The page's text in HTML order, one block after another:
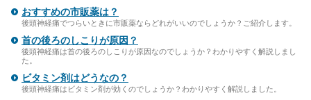
おすすめの市販薬は？
後頭神経痛でつらいときに市販薬ならどれがいいのでしょうか？ご紹介します。
首の後ろのしこりが原因？
後頭神経痛は首の後ろのしこりが原因なのでしょうか？わかりやすく解説しまし
た。
ビタミン剤はどうなの？
後頭神経痛はビタミン剤が効くのでしょうか？わかりやすく解説しました。